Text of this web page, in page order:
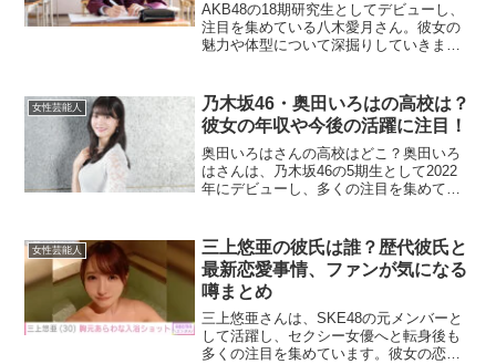
AKB48の18期研究生としてデビューし、
注目を集めている八木愛月さん。彼女の
魅力や体型について深掘りしていきま
し、彼女の魅力の秘密に迫ります！八木
愛月の身長は？八木愛月さ...
女性芸能人
乃木坂46・奥田いろはの高校は？
彼女の年収や今後の活躍に注目！
奥田いろはさんの高校はどこ？奥田いろ
はさんは、乃木坂46の5期生として2022
年にデビューし、多くの注目を集めてい
加入後、芸能活動に専念するため転校し
た可能性もありま...
女性芸能人
三上悠亜の彼氏は誰？歴代彼氏と
最新恋愛事情、ファンが気になる
噂まとめ
三上悠亜さんは、SKE48の元メンバーと
して活躍し、セクシー女優へと転身後も
多くの注目を集めています。彼女の恋愛